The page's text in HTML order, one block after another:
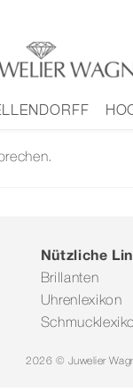
Nützliche
Brillanten
Uhrenlexikon
2026 © Juwelier